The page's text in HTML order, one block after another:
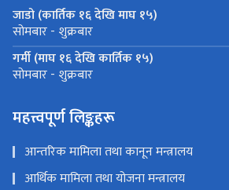
जाडो (कार्तिक १६ देखि माघ १५)
सोमबार - शुक्रबार
गर्मी (माघ १६ देखि कार्तिक १५)
सोमबार - शुक्रबार
महत्त्वपूर्ण लिङ्कहरू
आन्तरिक मामिला तथा कानून मन्त्रालय
आर्थिक मामिला तथा योजना मन्त्रालय